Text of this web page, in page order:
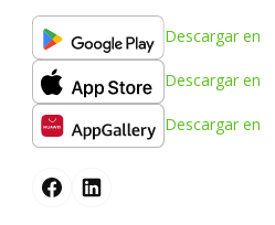
Descargar en
Descargar en
Descargar en